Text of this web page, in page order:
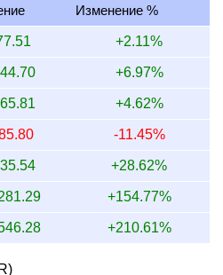
Изменение %
+2.11%
+6.97%
+4.62%
-11.45%
+28.62%
+154.77%
+210.61%